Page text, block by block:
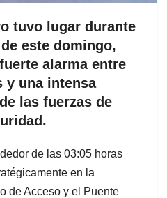
tuvo lugar durante
este domingo,
alarma entre
y una intensa
las fuerzas de
de las 03:05 horas
en la
de Acceso y el Puente